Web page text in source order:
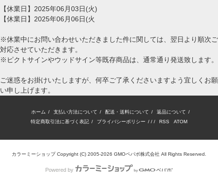
【休業日】2025年06月03日(火)
【休業日】2025年06月06日(火
※休業中にお問い合わせいただきました件に関しては、翌日より順次ご
対応させていただきます。
※ピクトサインやウッドサイン等既存商品は、通常通り発送致します。
ご迷惑をお掛けいたしますが、何卒ご了承くださいますよう宜しくお願
い申し上げます。
ホーム / 支払い方法について / 配送・送料について / 返品について /
特定商取引法に基づく表記 / プライバシーポリシー / / / RSS ATOM
カラーミーショップCopyright (C) 2005-2026 GMOペパボ株式会社 All Rights Reserved.
Powered by